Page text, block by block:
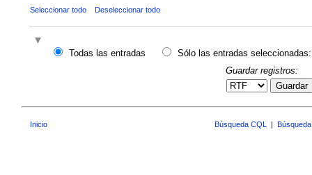
Seleccionar todo Deseleccionar todo
Todas las entradas
Sólo las entradas seleccionadas:
Guardar registros:
Guardar
Inicio Búsqueda CQL